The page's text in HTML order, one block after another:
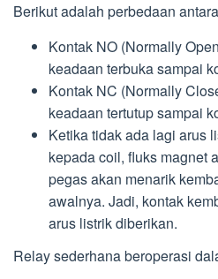
Berikut adalah perbedaan
Kontak NO (Normally
keadaan terbuka sampai
Kontak NC (Normally
keadaan tertutup sampai
Ketika tidak ada lagi arus
kepada coil, fluks magnet
pegas akan menarik
awalnya. Jadi, kontak
arus listrik diberikan.
Relay sederhana beroperasi